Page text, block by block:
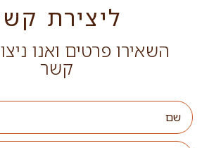
ליצירת
השאירו פרטים ואנו
קשר